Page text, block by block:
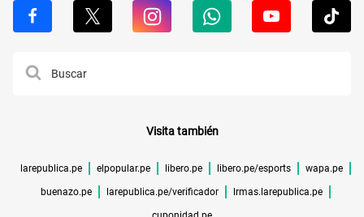
Visita también
larepublica.pe elpopular.pe libero.pe libero.pe/esports wapa.pe
buenazo.pe larepublica.pe/verificador lrmas.larepublica.pe